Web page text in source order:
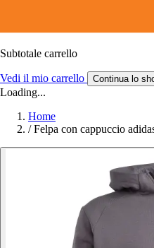
Subtotale carrello
Vedi il mio carrello Continua lo
Loading...
Home
/ Felpa con cappuccio